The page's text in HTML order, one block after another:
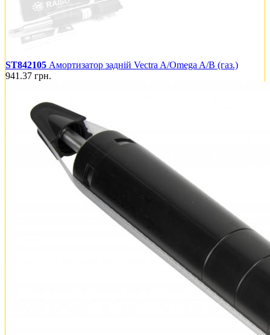
ST842105 Амортизатор задній Vectra A/Omega A/B (газ.)
941.37 грн.